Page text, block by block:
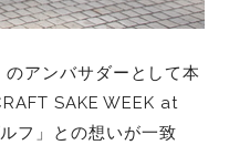
アンバサダーとして本
SAKE WEEK at
フ」との想いが一致